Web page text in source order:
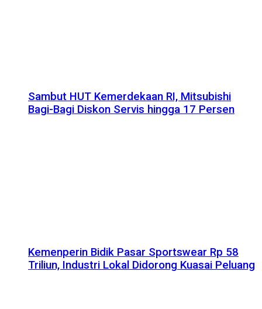
Sambut HUT Kemerdekaan RI, Mitsubishi
Bagi-Bagi Diskon Servis hingga 17 Persen
Kemenperin Bidik Pasar Sportswear Rp 58
Triliun, Industri Lokal Didorong Kuasai Peluang